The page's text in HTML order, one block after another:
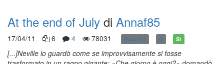
At the end of July di Annaf85
17/04/11 6 4 78031 Post-DH G Sì
[...]Neville lo guardò come se improvvisamente si fosse